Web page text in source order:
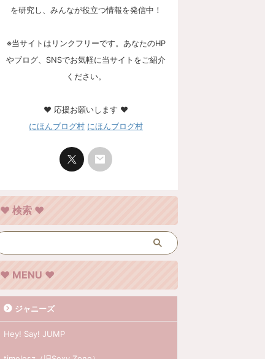
を研究し、みんなが役立つ情報を発信中！
※当サイトはリンクフリーです。あなたのHP
やブログ、SNSでお気軽に当サイトをご紹介
ください。
❤︎ 応援お願いします ❤︎
にほんブログ村 にほんブログ村
❤︎ 検索 ❤︎
❤︎ MENU ❤︎
ジャニーズ
Hey! Say! JUMP